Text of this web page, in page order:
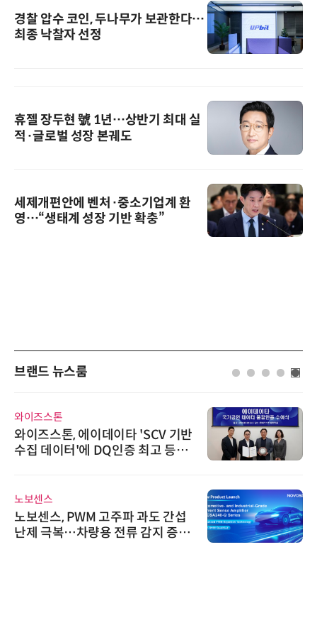
경찰 압수 코인, 두나무가 보관한다…
최종 낙찰자 선정
휴젤 장두현 號 1년…상반기 최대 실
적·글로벌 성장 본궤도
세제개편안에 벤처·중소기업계 환
영…“생태계 성장 기반 확충”
브랜드 뉴스룸
와이즈스톤
와이즈스톤, 에이데이타 'SCV 기반
수집 데이터'에 DQ인증 최고 등급
노보센스
노보센스, PWM 고주파 과도 간섭
난제 극복…차량용 전류 감지 증폭